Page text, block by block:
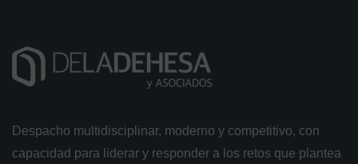
Despacho multidisciplinar, moderno y competitivo, con
capacidad para liderar y responder a los retos que plantea